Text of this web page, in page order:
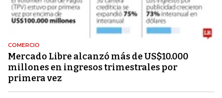
COMERCIO
Mercado Libre alcanzó más de US$10.000
millones en ingresos trimestrales por
primera vez